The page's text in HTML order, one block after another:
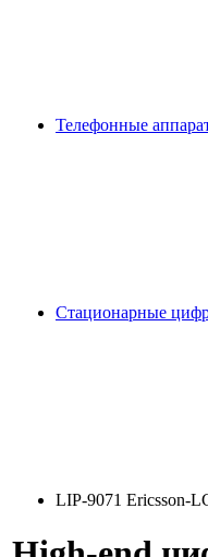
Телефонные
Стационарные
LIP-9071 Ericsson-